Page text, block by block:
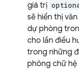
giá trị
sẽ hiển thị
dự phòng
cho lần điều
trong những
phông chữ